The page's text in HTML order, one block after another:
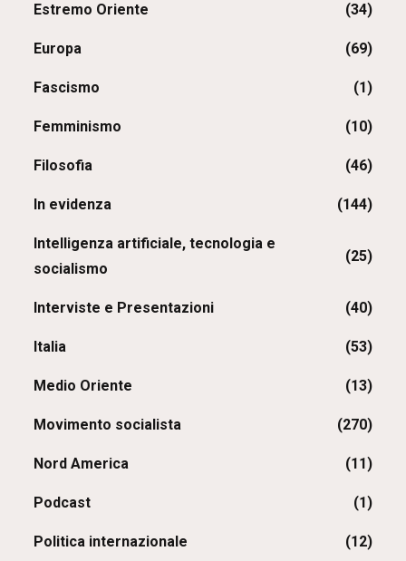
Estremo Oriente (34)
Europa (69)
Fascismo (1)
Femminismo (10)
Filosofia (46)
In evidenza (144)
Intelligenza artificiale, tecnologia e
socialismo
(25)
Interviste e Presentazioni (40)
Italia (53)
Medio Oriente (13)
Movimento socialista (270)
Nord America (11)
Podcast (1)
Politica internazionale (12)